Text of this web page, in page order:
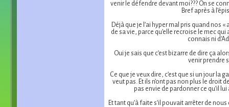
venir le défendre devant moi??? On se
Bref après à
Déjà que je l’ai hyper mal pris quand nos
de sa vie, parce qu’elle recroise le mec qui
connais ni
Oui je sais que c’est bizarre de dire ça
venir prendre
Ce que je veux dire, c’est que si un jour la
veut pas. Et ils n’ont pas non plus le droit
pas envie de pardonner ce qu’il
Et tant qu’à faite s’il pouvait arrêter de